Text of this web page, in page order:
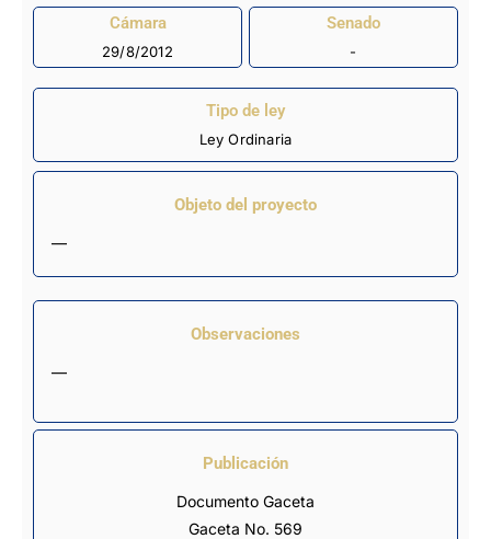
Cámara
29/8/2012
Senado
-
Tipo de ley
Ley Ordinaria
Objeto del proyecto
—
Observaciones
—
Publicación
Documento Gaceta
Gaceta No. 569